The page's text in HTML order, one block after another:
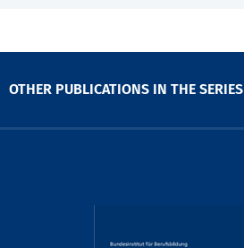
OTHER PUBLICATIONS IN THE SERIES